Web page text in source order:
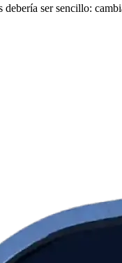
debería ser sencillo: